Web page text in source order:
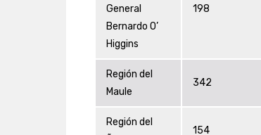
General
Bernardo O’
Higgins
198
Región del
Maule
342
Región del
154